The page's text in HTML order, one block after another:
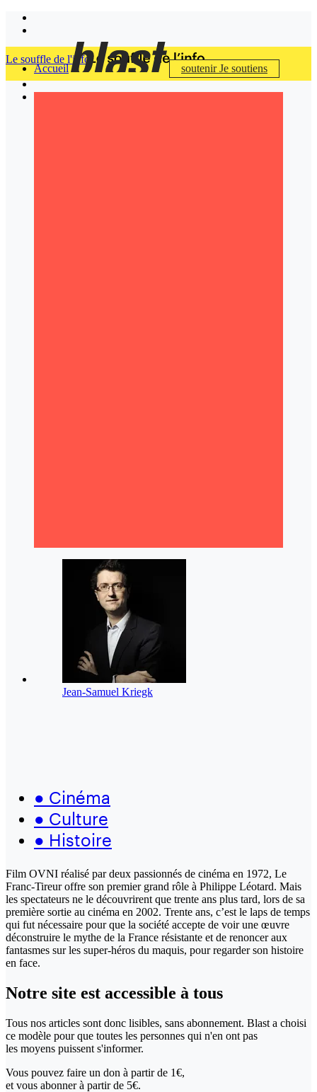
Accueil soutenirJe soutiens
Le souffle de l'info
Jean-Samuel Kriegk
● Cinéma
● Culture
● Histoire
Film OVNI réalisé par deux passionnés de cinéma en 1972, Le
Franc-Tireur offre son premier grand rôle à Philippe Léotard. Mais
les spectateurs ne le découvrirent que trente ans plus tard, lors de sa
première sortie au cinéma en 2002. Trente ans, c’est le laps de temps
qui fut nécessaire pour que la société accepte de voir une œuvre
déconstruire le mythe de la France résistante et de renoncer aux
fantasmes sur les super-héros du maquis, pour regarder son histoire
en face.
Notre site est accessible à tous
Tous nos articles sont donc lisibles, sans abonnement. Blast a choisi
ce modèle pour que toutes les personnes qui n'en ont pas
les moyens puissent s'informer.
Vous pouvez faire un don à partir de 1€,
et vous abonner à partir de 5€.